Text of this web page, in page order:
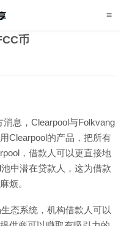
币
息，Clearpool与Folkvang
Clearpool的产品，把所有
，借款人可以更直接地
中潜在贷款人，这为借款
烦。
态系统，机构借款人可以